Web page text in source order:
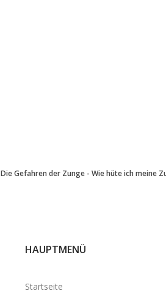
Die Gefahren der Zunge - Wie hüte ich meine
HAUPTMENÜ
Startseite